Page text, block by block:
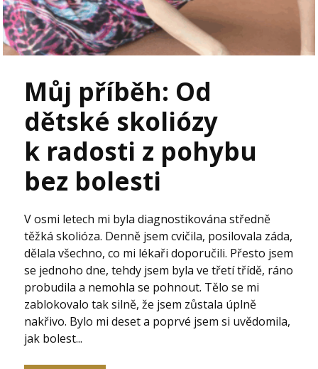
Můj příběh: Od
dětské skoliózy
k radosti z pohybu
bez bolesti
V osmi letech mi byla diagnostikována středně
těžká skolióza. Denně jsem cvičila, posilovala záda,
dělala všechno, co mi lékaři doporučili. Přesto jsem
se jednoho dne, tehdy jsem byla ve třetí třídě, ráno
probudila a nemohla se pohnout. Tělo se mi
zablokovalo tak silně, že jsem zůstala úplně
nakřivo. Bylo mi deset a poprvé jsem si uvědomila,
jak bolest...